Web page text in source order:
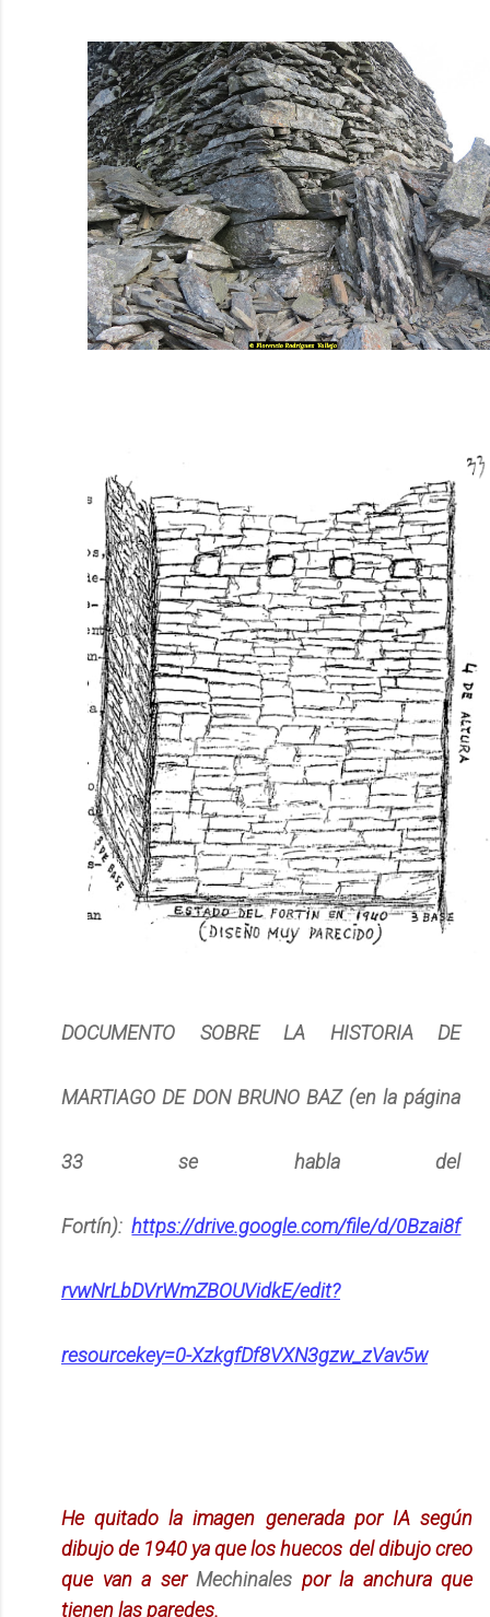
DOCUMENTO SOBRE LA HISTORIA DE
MARTIAGO DE DON BRUNO BAZ (en la página
33 se habla del
Fortín):https://drive.google.com/file/d/0Bzai8f
rvwNrLbDVrWmZBOUVidkE/edit?
resourcekey=0-XzkgfDf8VXN3gzw_zVav5w
He quitado la imagen generada por IA según
dibujo de 1940 ya que los huecos del dibujo creo
que van a ser Mechinales por la anchura que
tienen las paredes.